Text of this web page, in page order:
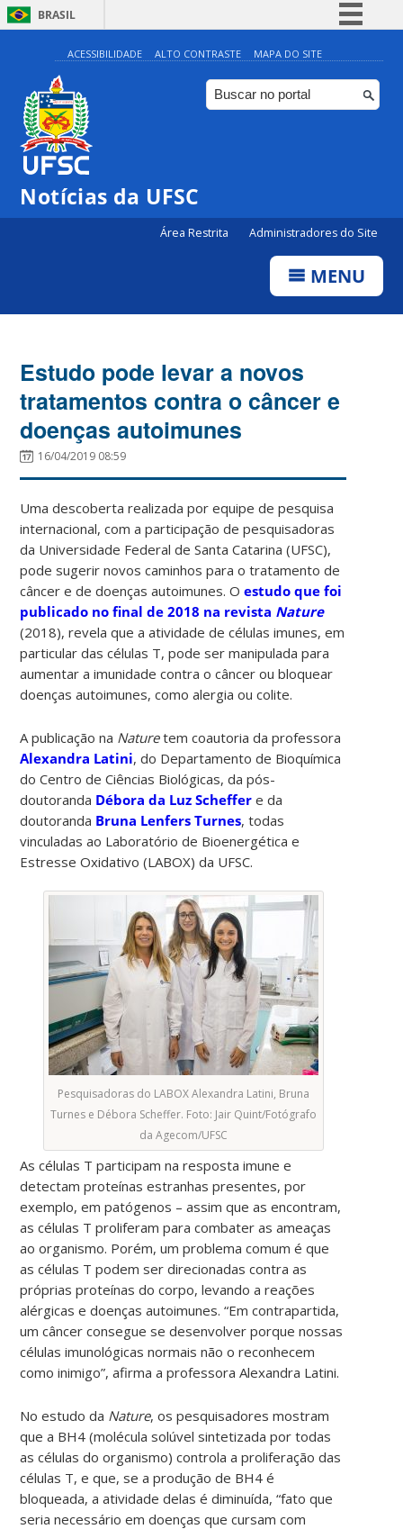
BRASIL
Simplifique!
Comunica BR
Participe
ACESSIBILIDADE ALTO CONTRASTE MAPA DO SITE
Notícias da UFSC
Área Restrita Administradores do Site
MENU
Estudo pode levar a novos
tratamentos contra o câncer e
doenças autoimunes
16/04/2019 08:59
Uma descoberta realizada por equipe de pesquisa
internacional, com a participação de pesquisadoras
da Universidade Federal de Santa Catarina (UFSC),
pode sugerir novos caminhos para o tratamento de
câncer e de doenças autoimunes. Oestudo que foi
publicado no final de 2018 na revista Nature
(2018), revela que a atividade de células imunes, em
particular das células T, pode ser manipulada para
aumentar a imunidade contra o câncer ou bloquear
doenças autoimunes, como alergia ou colite.
A publicação na Naturetem coautoria da professora
Alexandra Latini, do Departamento de Bioquímica
do Centro de Ciências Biológicas, da pós-
doutoranda Débora da Luz Scheffer e da
doutoranda Bruna Lenfers Turnes, todas
vinculadas ao Laboratório de Bioenergética e
Estresse Oxidativo (LABOX) da UFSC.
Pesquisadoras do LABOX Alexandra Latini, Bruna
Turnes e Débora Scheffer. Foto: Jair Quint/Fotógrafo
da Agecom/UFSC
As células T participam na resposta imune e
detectam proteínas estranhas presentes, por
exemplo, em patógenos – assim que as encontram,
as células T proliferam para combater as ameaças
ao organismo. Porém, um problema comum é que
as células T podem ser direcionadas contra as
próprias proteínas do corpo, levando a reações
alérgicas e doenças autoimunes. “Em contrapartida,
um câncer consegue se desenvolver porque nossas
células imunológicas normais não o reconhecem
como inimigo”, afirma a professora Alexandra Latini.
No estudo da Nature, os pesquisadores mostram
que a BH4 (molécula solúvel sintetizada por todas
as células do organismo) controla a proliferação das
células T, e que, se a produção de BH4 é
bloqueada, a atividade delas é diminuída, “fato que
seria necessário em doenças que cursam com